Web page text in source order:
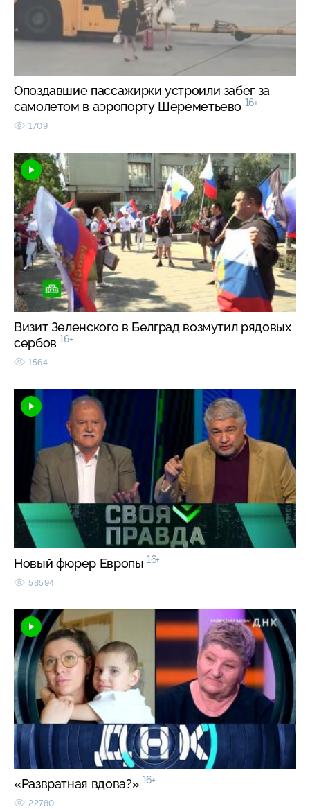
Опоздавшие пассажирки устроили забег за
самолетом в аэропорту Шереметьево 16+
1709
Визит Зеленского в Белград возмутил рядовых
сербов 16+
1564
Новый фюрер Европы 16+
58594
«Развратная вдова?» 16+
22780